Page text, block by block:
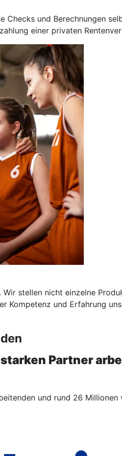
Checks und Berechnungen
einer privaten
stellen nicht einzelne
Kompetenz und Erfahrung
Partner
und rund 26